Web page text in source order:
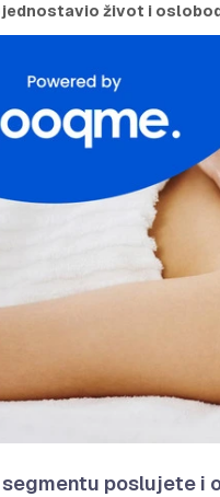
život i
segmentu poslujete i